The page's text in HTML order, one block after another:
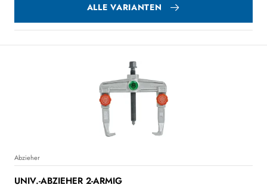
ALLE VARIANTEN
Abzieher
UNIV.-ABZIEHER 2-ARMIG